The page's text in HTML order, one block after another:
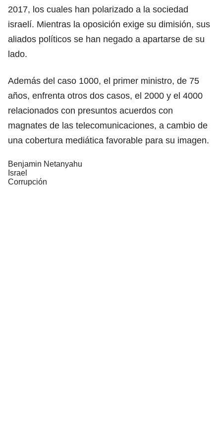
2017, los cuales han polarizado a la sociedad
israelí. Mientras la oposición exige su dimisión, sus
aliados políticos se han negado a apartarse de su
lado.
Además del caso 1000, el primer ministro, de 75
años, enfrenta otros dos casos, el 2000 y el 4000
relacionados con presuntos acuerdos con
magnates de las telecomunicaciones, a cambio de
una cobertura mediática favorable para su imagen.
Benjamin Netanyahu
Israel
Corrupción